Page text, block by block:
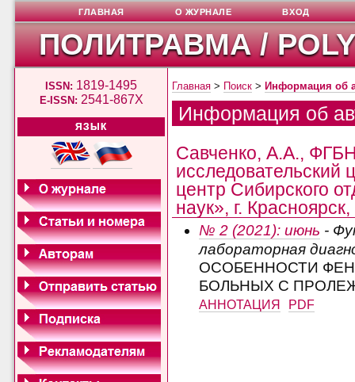
ПОЛИТРАВМА /
ISSN: 1819-1495
E-ISSN: 2541-867X
ЯЗЫК
ГЛАВНАЯ О ЖУРНАЛЕ ВХОД
Главная > Поиск > Информация об
Информация об
Савченко, А.А.,
исследовательский
центр Сибирского
наук», г.
№ 2 (2021): июнь -
лабораторная
ОСОБЕННОСТИ
БОЛЬНЫХ С
АННОТАЦИЯ PDF